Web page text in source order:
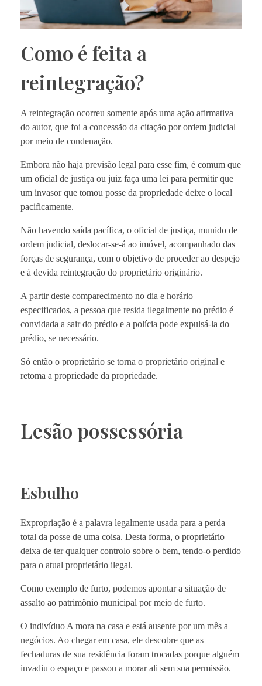
Como é feita a
reintegração?
A reintegração ocorreu somente após uma ação afirmativa
do autor, que foi a concessão da citação por ordem judicial
por meio de condenação.
Embora não haja previsão legal para esse fim, é comum que
um oficial de justiça ou juiz faça uma lei para permitir que
um invasor que tomou posse da propriedade deixe o local
pacificamente.
Não havendo saída pacífica, o oficial de justiça, munido de
ordem judicial, deslocar-se-á ao imóvel, acompanhado das
forças de segurança, com o objetivo de proceder ao despejo
e à devida reintegração do proprietário originário.
A partir deste comparecimento no dia e horário
especificados, a pessoa que resida ilegalmente no prédio é
convidada a sair do prédio e a polícia pode expulsá-la do
prédio, se necessário.
Só então o proprietário se torna o proprietário original e
retoma a propriedade da propriedade.
Lesão possessória
Esbulho
Expropriação é a palavra legalmente usada para a perda
total da posse de uma coisa. Desta forma, o proprietário
deixa de ter qualquer controlo sobre o bem, tendo-o perdido
para o atual proprietário ilegal.
Como exemplo de furto, podemos apontar a situação de
assalto ao patrimônio municipal por meio de furto.
O indivíduo A mora na casa e está ausente por um mês a
negócios. Ao chegar em casa, ele descobre que as
fechaduras de sua residência foram trocadas porque alguém
invadiu o espaço e passou a morar ali sem sua permissão.